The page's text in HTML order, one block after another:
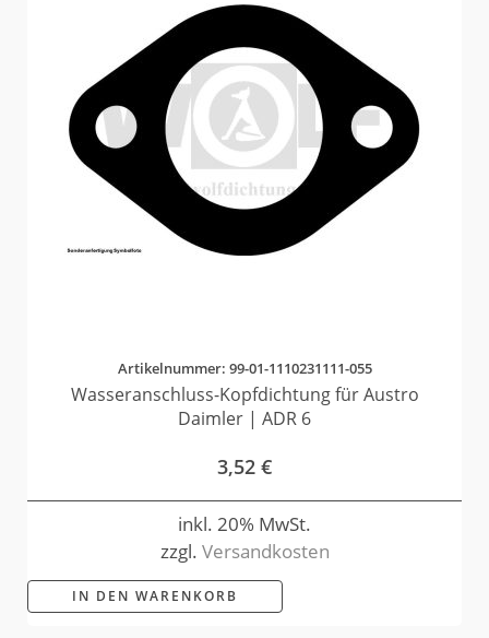
Artikelnummer: 99-01-1110231111-055
Wasseranschluss-Kopfdichtung für Austro
Daimler | ADR 6
3,52 €
inkl. 20% MwSt.
zzgl. Versandkosten
IN DEN WARENKORB